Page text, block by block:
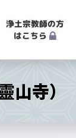
浄土宗教師の方
はこちら
寺）